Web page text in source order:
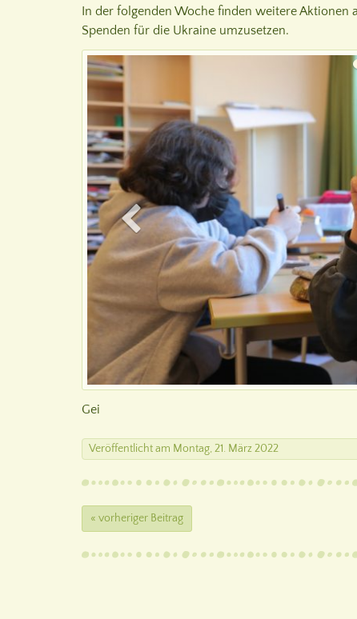
In der folgenden Woche finden weitere Aktionen
Spenden für die Ukraine umzusetzen.
Gei
Veröffentlichtam Montag, 21. März 2022
« vorheriger Beitrag